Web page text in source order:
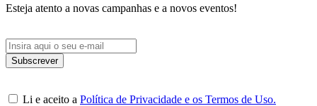
Esteja atento a novas campanhas e a novos eventos!
Li e aceito a Política de Privacidade e os Termos de Uso.